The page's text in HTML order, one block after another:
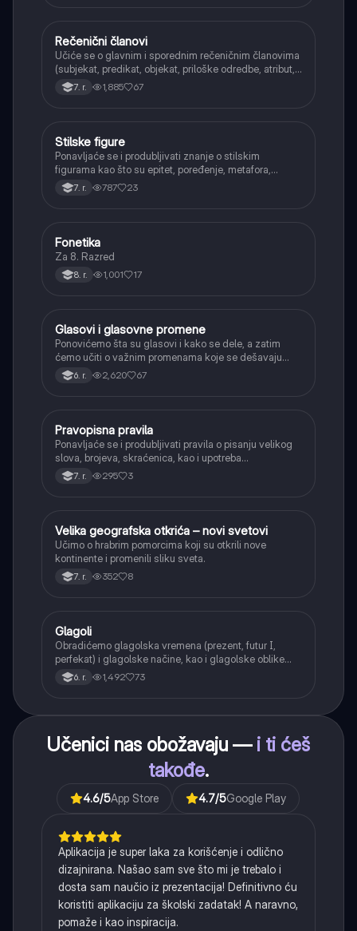
Srpski jezik
Rečenični članovi
Učiće se o glavnim i sporednim rečeničnim članovima
(subjekat, predikat, objekat, priloške odredbe, atribut,
apozicija) i njihovoj funkciji.
7. r. 1,885 67
Srpski jezik
Stilske figure
Ponavljaće se i produbljivati znanje o stilskim
figurama kao što su epitet, poređenje, metafora,
personifikacija, hiperbola, onomatopeja, aliteracija i
asonanca, razumevajući njihovu ulogu u tekstu.
7. r. 787 23
Srpski jezik
Fonetika
Za 8. Razred
8. r. 1,001 17
Srpski jezik
Glasovi i glasovne promene
Ponovićemo šta su glasovi i kako se dele, a zatim
ćemo učiti o važnim promenama koje se dešavaju
kada se glasovi nađu jedan pored drugog u rečima
(npr. jednačenje suglasnika po zvučnosti i mestu
6. r. 2,620 67
Srpski jezik
Pravopisna pravila
Ponavljaće se i produbljivati pravila o pisanju velikog
slova, brojeva, skraćenica, kao i upotreba
interpunkcije, sa posebnim fokusom na zarez u
složenoj rečenici.
7. r. 295 3
Istorija
Velika geografska otkrića – novi svetovi
Učimo o hrabrim pomorcima koji su otkrili nove
kontinente i promenili sliku sveta.
7. r. 352 8
Srpski jezik
Glagoli
Obradićemo glagolska vremena (prezent, futur I,
perfekat) i glagolske načine, kao i glagolske oblike
(infinitiv, glagolski pridevi i prilozi) i glagolski vid
(svršeni i nesvršeni).
6. r. 1,492 73
Učenici nas obožavaju — i ti ćeš
takođe.
4.6/5App Store 4.7/5Google Play
Aplikacija je super laka za korišćenje i odlično
dizajnirana. Našao sam sve što mi je trebalo i
dosta sam naučio iz prezentacija! Definitivno ću
koristiti aplikaciju za školski zadatak! A naravno,
pomaže i kao inspiracija.